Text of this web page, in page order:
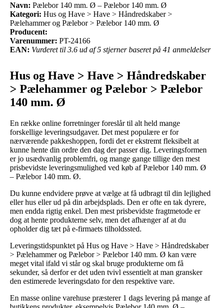
Navn: Pælebor 140 mm. Ø – Pælebor 140 mm. Ø
Kategori: Hus og Have > Have > Håndredskaber >
Pælehammer og Pælebor > Pælebor 140 mm. Ø
Producent:
Varenummer: PT-24166
EAN: Vurderet til 3.6 ud af 5 stjerner baseret på 41 anmeldelser
Hus og Have > Have > Håndredskaber
> Pælehammer og Pælebor > Pælebor
140 mm. Ø
En række online forretninger foreslår til alt held mange
forskellige leveringsudgaver. Det mest populære er for
nærværende pakkeshoppen, fordi det er ekstremt fleksibelt at
kunne hente din ordre den dag der passer dig. Leveringsformen
er jo usædvanlig problemfri, og mange gange tillige den mest
prisbevidste leveringsmulighed ved køb af Pælebor 140 mm. Ø
– Pælebor 140 mm. Ø.
Du kunne endvidere prøve at vælge at få udbragt til din lejlighed
eller hus eller ud på din arbejdsplads. Den er ofte en tak dyrere,
men endda rigtig enkel. Den mest prisbevidste fragtmetode er
dog at hente produkterne selv, men det afhænger af at du
opholder dig tæt på e-firmaets tilholdssted.
Leveringstidspunktet på Hus og Have > Have > Håndredskaber
> Pælehammer og Pælebor > Pælebor 140 mm. Ø kan være
meget vital ifald vi står og skal bruge produkterne om få
sekunder, så derfor er det uden tvivl essentielt at man gransker
den estimerede leveringsdato for den respektive vare.
En masse online varehuse præsterer 1 dags levering på mange af